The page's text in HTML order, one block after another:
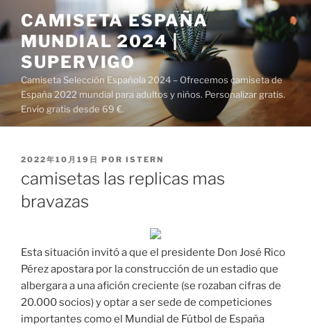
al
contenido
CAMISETA ESPAÑA
MUNDIAL 2024 |
SUPERVIGO
Camiseta Selección Española 2024 – Ofrecemos camiseta de
España 2022 mundial para adultos y niños. Personalizar gratis.
Envío gratis desde 69 €.
PUBLICADO
2022年10月19日 POR ISTERN
camisetas las replicas mas
bravazas
Esta situación invitó a que el presidente Don José Rico
Pérez apostara por la construcción de un estadio que
albergara a una afición creciente (se rozaban cifras de
20.000 socios) y optar a ser sede de competiciones
importantes como el Mundial de Fútbol de España